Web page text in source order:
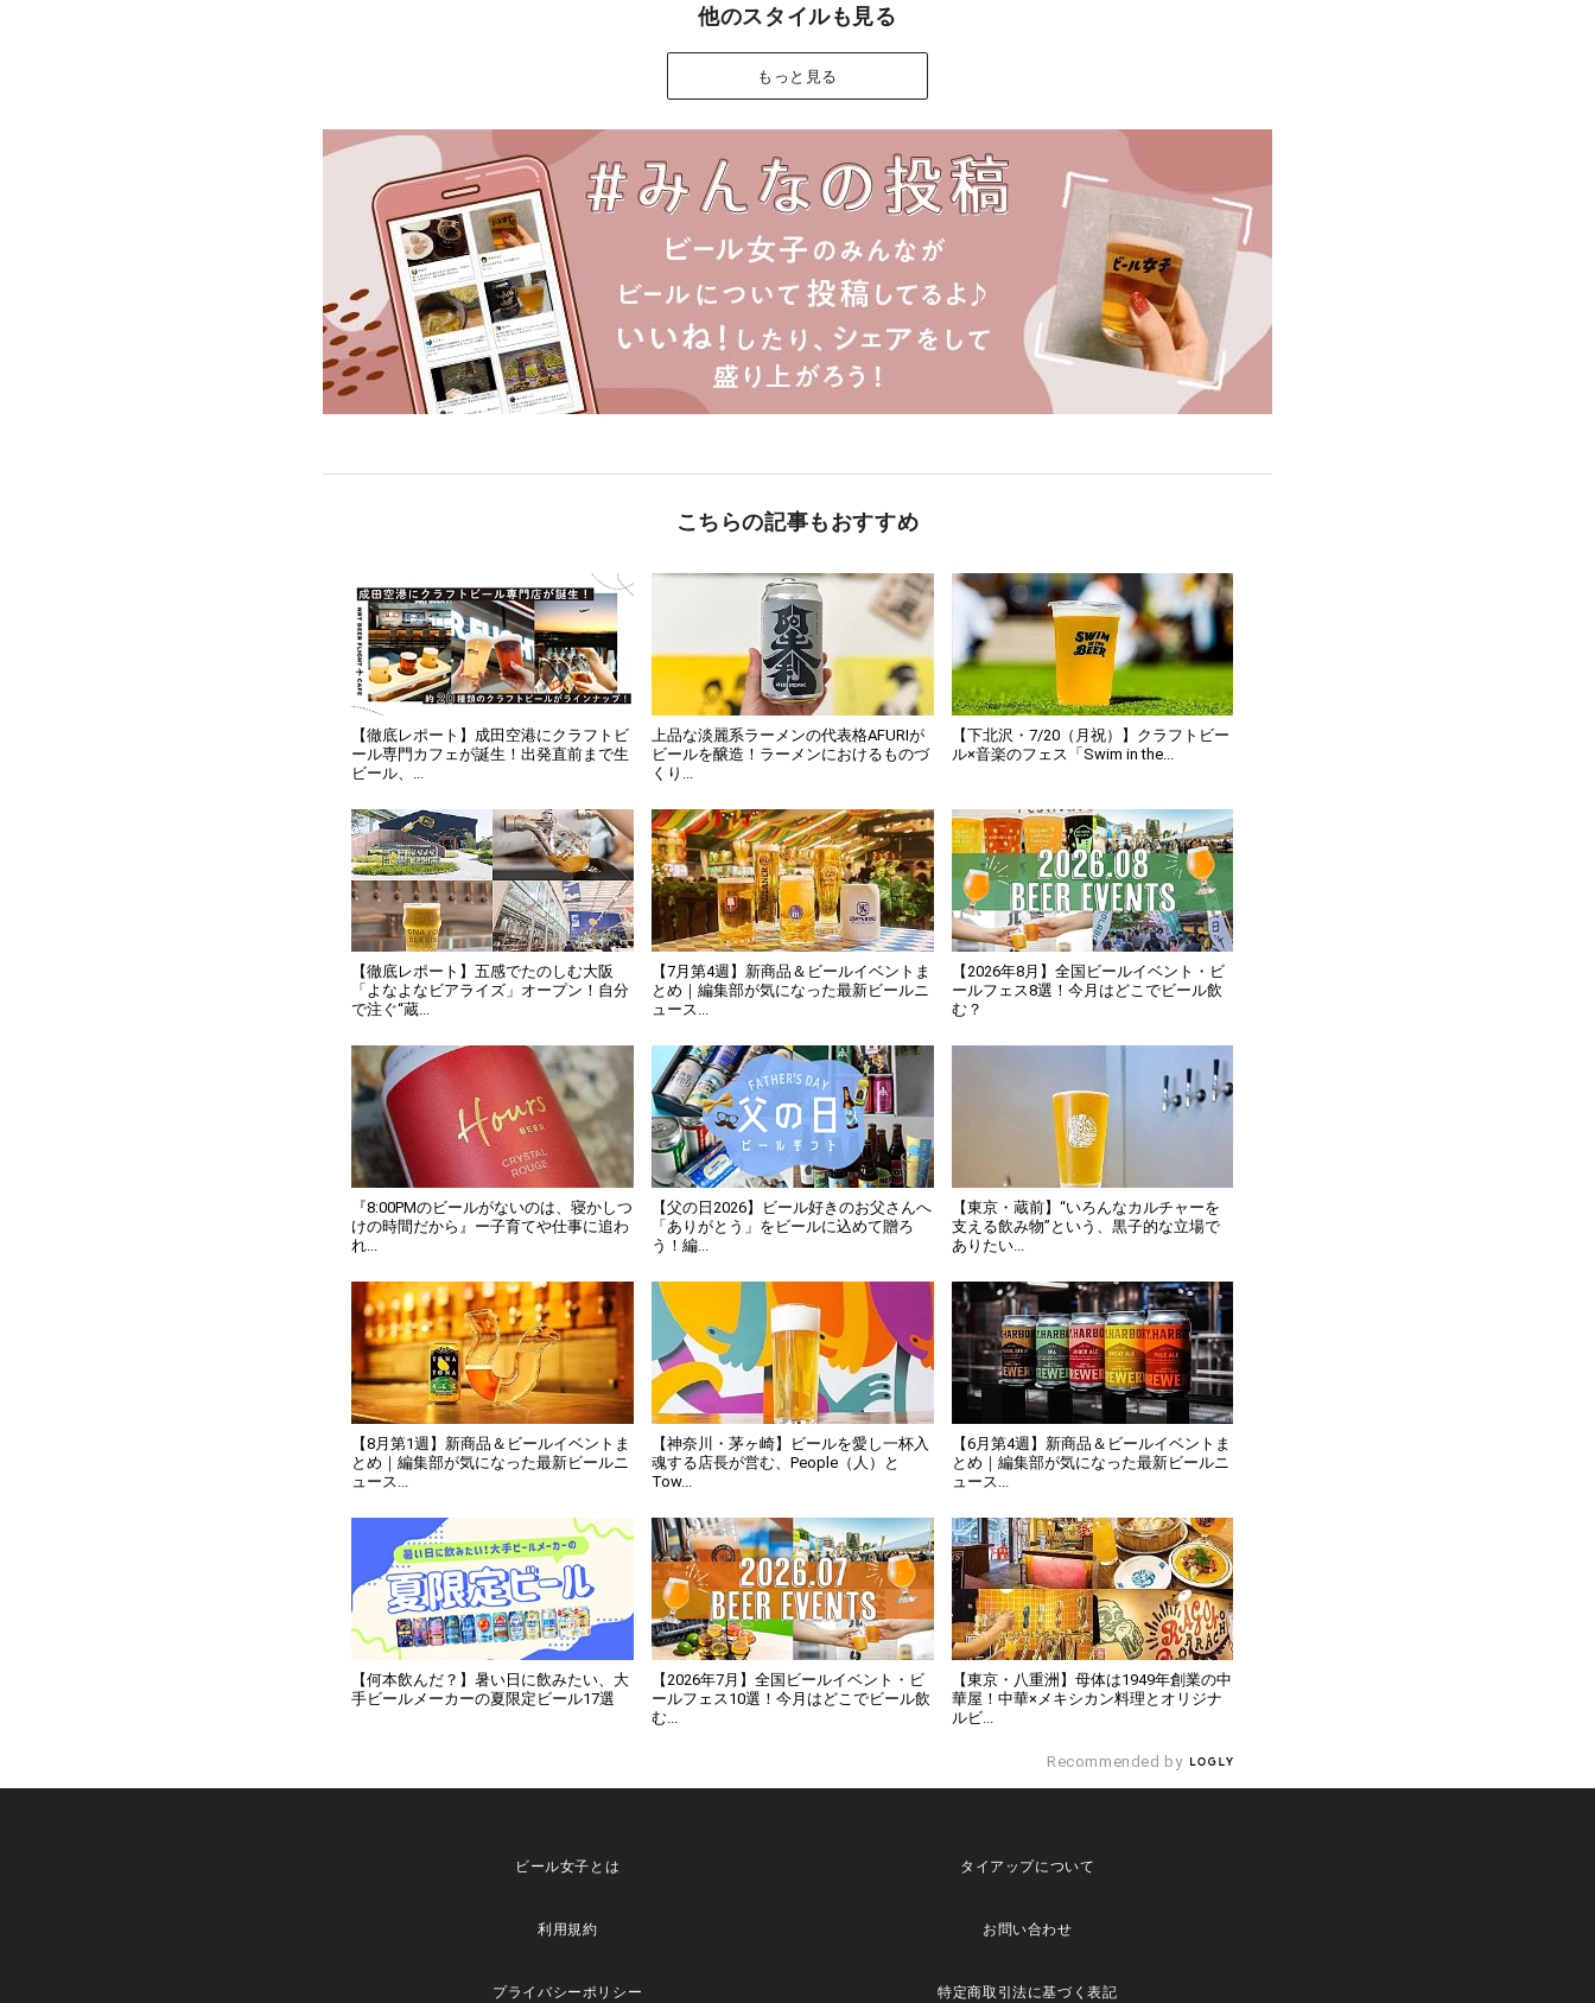
他のスタイルも見る
もっと見る
こちらの記事もおすすめ
【徹底レポート】成田空港にクラフトビ
ール専門カフェが誕生！出発直前まで生
ビール、...
上品な淡麗系ラーメンの代表格AFURIが
ビールを醸造！ラーメンにおけるものづ
くり...
【下北沢・7/20（月祝）】クラフトビー
ル×音楽のフェス「Swim in the...
【徹底レポート】五感でたのしむ大阪
「よなよなビアライズ」オープン！自分
で注ぐ“蔵...
【7月第4週】新商品＆ビールイベントま
とめ｜編集部が気になった最新ビールニ
ュース...
【2026年8月】全国ビールイベント・ビ
ールフェス8選！今月はどこでビール飲
む？
『8:00PMのビールがないのは、寝かしつ
けの時間だから』ー子育てや仕事に追わ
れ...
【父の日2026】ビール好きのお父さんへ
「ありがとう」をビールに込めて贈ろ
う！編...
【東京・蔵前】“いろんなカルチャーを
支える飲み物”という、黒子的な立場で
ありたい...
【8月第1週】新商品＆ビールイベントま
とめ｜編集部が気になった最新ビールニ
ュース...
【神奈川・茅ヶ崎】ビールを愛し一杯入
魂する店長が営む、People（人）と
Tow...
【6月第4週】新商品＆ビールイベントま
とめ｜編集部が気になった最新ビールニ
ュース...
【何本飲んだ？】暑い日に飲みたい、大
手ビールメーカーの夏限定ビール17選
【2026年7月】全国ビールイベント・ビ
ールフェス10選！今月はどこでビール飲
む...
【東京・八重洲】母体は1949年創業の中
華屋！中華×メキシカン料理とオリジナ
ルビ...
Recommended by
ビール女子とは タイアップについて
利用規約 お問い合わせ
プライバシーポリシー 特定商取引法に基づく表記